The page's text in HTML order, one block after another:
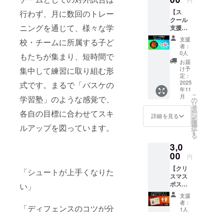
行わず、月に数回のトレー
ニングを通じて、様々な学
校・チームに所属する子ど
もたちが集まり、短時間で
集中して練習に取り組む形
式です。まるで「バスケの
学習塾」のような感覚で、
各自の目標に合わせてスキ
ルアップを図っています。
「シュートが上手くなりた
い」
「ディフェンスのコツが分
2026年
1月末日
まで
メール
にてお
礼メッ
セージ
の送信
と、当
スクー
ルのイ
ベント
を宣伝
する
ページ
に、支
援者一
覧とし
す。 ※
備考欄
に掲載
するお
名前を
入力く
ださい
※掲載期
間は
【ス
クール
支援
枠】＋
お礼
メッ
セージ
イベン
トへの
支援に
加え、
スクー
ルの活
動費に
一部を
充てさ
きま
す。
メール
にてお
礼メッ
セージ
の送信
をさせ
て頂き
支援
者：
0人
お届
け予
定：
2025
年11
月
詳細を見る
こ
の
リ
タ
ー
ン
を
選
択
す
る
3,0
00 円
【クリ
スマス
ポスト
カー
ド】 子
ども達
支援
者：
1人